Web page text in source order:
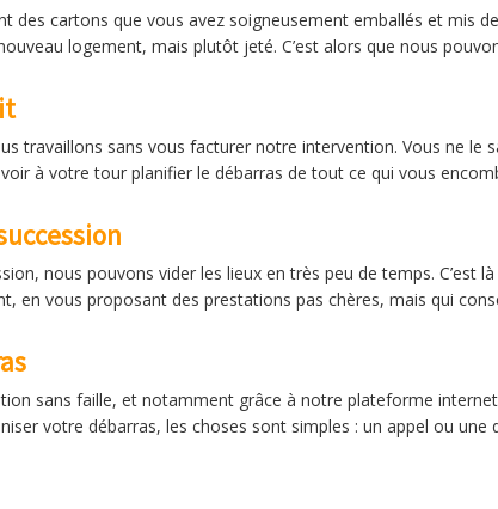
des cartons que vous avez soigneusement emballés et mis
logement, mais plutôt jeté. C’est alors que nous
travaillons sans vous facturer notre intervention. Vous ne
à votre tour planifier le débarras de tout ce qui vous
nous pouvons vider les lieux en très peu de temps.
en vous proposant des prestations pas chères, mais qui
sans faille, et notamment grâce à notre plateforme
votre débarras, les choses sont simples : un appel ou